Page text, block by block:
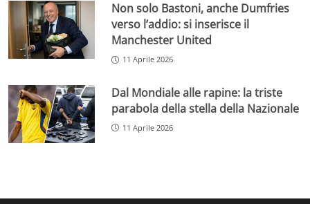
Non solo Bastoni, anche Dumfries
verso l’addio: si inserisce il
Manchester United
11 Aprile 2026
Dal Mondiale alle rapine: la triste
parabola della stella della Nazionale
11 Aprile 2026